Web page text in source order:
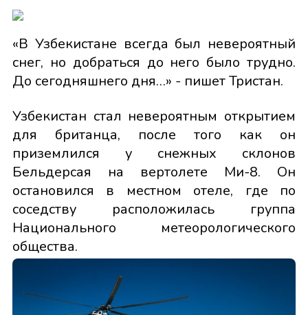
«В Узбекистане всегда был невероятный
снег, но добраться до него было трудно.
До сегодняшнего дня…» - пишет Тристан.
Узбекистан стал невероятным открытием
для британца, после того как он
приземлился у снежных склонов
Бельдерсая на вертолете Ми-8. Он
остановился в местном отеле, где по
соседству расположилась группа
Национального метеорологического
общества.